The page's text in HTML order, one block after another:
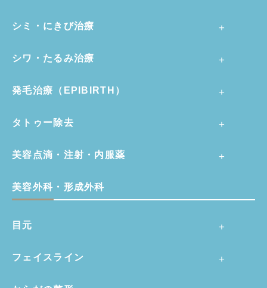
シミ・にきび治療
シワ・たるみ治療
発毛治療（EPIBIRTH）
タトゥー除去
美容点滴・注射・内服薬
美容外科・形成外科
目元
フェイスライン